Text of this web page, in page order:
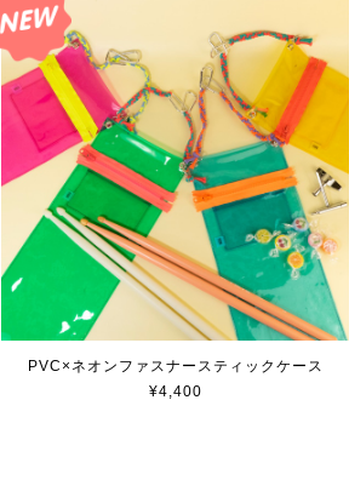
PVC×ネオンファスナースティックケース
¥4,400